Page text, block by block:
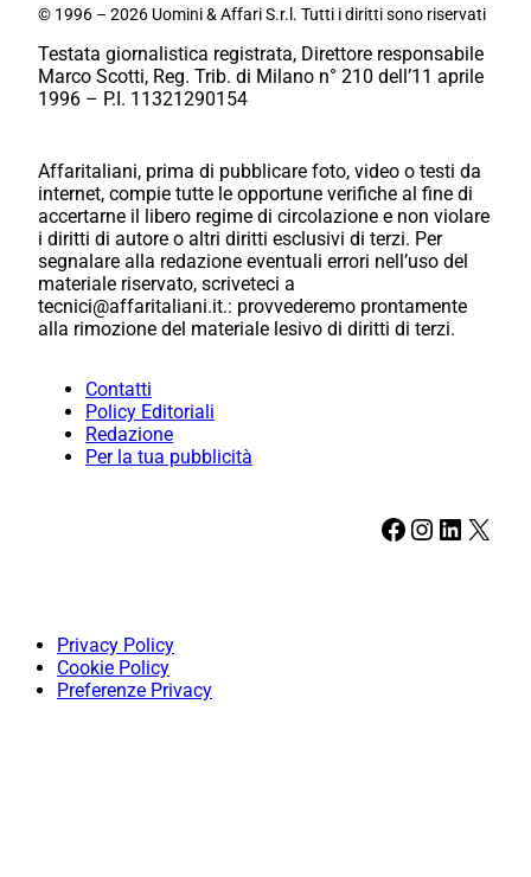
© 1996 – 2026 Uomini & Affari S.r.l. Tutti i diritti sono riservati
Testata giornalistica registrata, Direttore responsabile
Marco Scotti, Reg. Trib. di Milano n° 210 dell’11 aprile
1996 – P.I. 11321290154
Affaritaliani, prima di pubblicare foto, video o testi da
internet, compie tutte le opportune verifiche al fine di
accertarne il libero regime di circolazione e non violare
i diritti di autore o altri diritti esclusivi di terzi. Per
segnalare alla redazione eventuali errori nell’uso del
materiale riservato, scriveteci a
tecnici@affaritaliani.it.: provvederemo prontamente
alla rimozione del materiale lesivo di diritti di terzi.
Contatti
Policy Editoriali
Redazione
Per la tua pubblicità
Facebook Instagram LinkedIn X
Privacy Policy
Cookie Policy
Preferenze Privacy